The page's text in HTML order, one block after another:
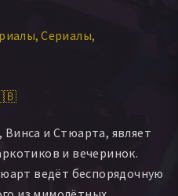
Сериалы
Винса и Стюарта, являет
и вечеринок.
ведёт беспорядочную